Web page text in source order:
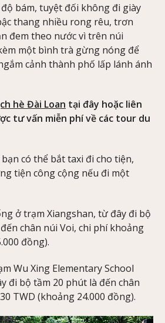
bám, tuyệt đối không đi giày
thang nhiều rong rêu, trơn
đem theo nước vì trên núi
một bình trà gừng nóng để
cảnh thành phố lấp lánh ánh
hè Đài Loan tại đây hoặc liên
tư vấn miễn phí về các tour du
có thể bắt taxi đi cho tiện,
tiện công cộng nếu đi một
ở trạm Xiangshan, từ đây đi bộ
chân núi Voi, chi phí khoảng
đồng).
Wu Xing Elementary School
đi bộ tầm 20 phút là đến chân
TWD (khoảng 24.000 đồng).